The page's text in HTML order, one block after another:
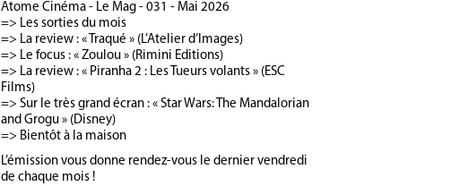
Atome Cinéma - Le Mag - 031 - Mai 2026
=> Les sorties du mois
=> La review : « Traqué » (L’Atelier d’Images)
=> Le focus : « Zoulou » (Rimini Editions)
=> La review : « Piranha 2 : Les Tueurs volants » (ESC
Films)
=> Sur le très grand écran : « Star Wars: The Mandalorian
and Grogu » (Disney)
=> Bientôt à la maison
L’émission vous donne rendez-vous le dernier vendredi
de chaque mois !